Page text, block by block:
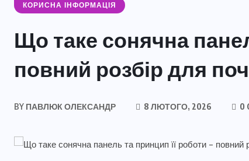
КОРИСНА ІНФОРМАЦІЯ
Що таке сонячна
повний розбір для
BY ПАВЛЮК ОЛЕКСАНДР 8 ЛЮТОГО, 2026 0